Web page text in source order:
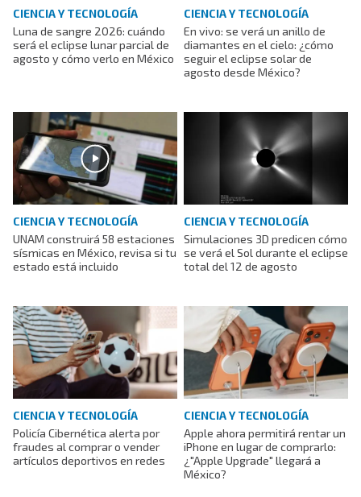
CIENCIA Y TECNOLOGÍA
Luna de sangre 2026: cuándo
será el eclipse lunar parcial de
agosto y cómo verlo en México
CIENCIA Y TECNOLOGÍA
En vivo: se verá un anillo de
diamantes en el cielo: ¿cómo
seguir el eclipse solar de
agosto desde México?
CIENCIA Y TECNOLOGÍA
UNAM construirá 58 estaciones
sísmicas en México, revisa si tu
estado está incluido
CIENCIA Y TECNOLOGÍA
Simulaciones 3D predicen cómo
se verá el Sol durante el eclipse
total del 12 de agosto
CIENCIA Y TECNOLOGÍA
Policía Cibernética alerta por
fraudes al comprar o vender
artículos deportivos en redes
CIENCIA Y TECNOLOGÍA
Apple ahora permitirá rentar un
iPhone en lugar de comprarlo:
¿"Apple Upgrade" llegará a
México?